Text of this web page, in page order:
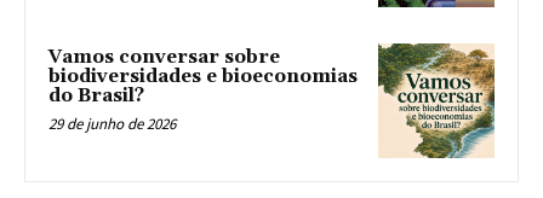
Vamos conversar sobre
biodiversidades e bioeconomias
do Brasil?
29 de junho de 2026